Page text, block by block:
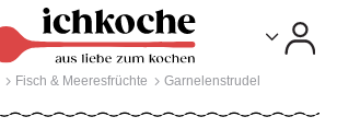
Fisch & Meeresfrüchte Garnelenstrudel